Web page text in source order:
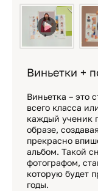
Виньетки +
Виньетка – это
всего класса
каждый ученик
образе,
прекрасно
альбом. Такой
фотографом,
которую будет
годы.